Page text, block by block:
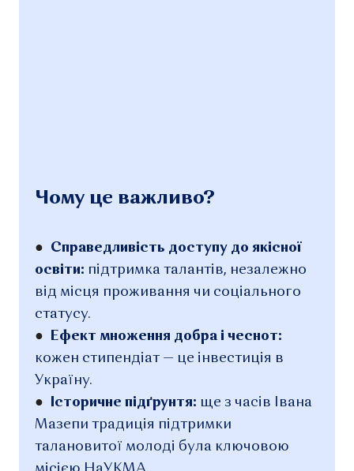
Чому це важливо?
● Справедливість доступу до якісної
освіти: підтримка талантів, незалежно
від місця проживання чи соціального
статусу.
●
Ефект множення добра і чеснот:
кожен стипендіат — це інвестиція в
Україну.
●
Історичне підґрунтя: ще з часів Івана
Мазепи традиція підтримки
талановитої молоді була ключовою